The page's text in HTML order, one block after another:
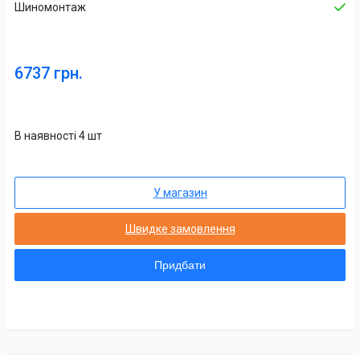
Шиномонтаж
6737 грн.
В наявності 4 шт
У магазин
Швидке замовлення
Придбати